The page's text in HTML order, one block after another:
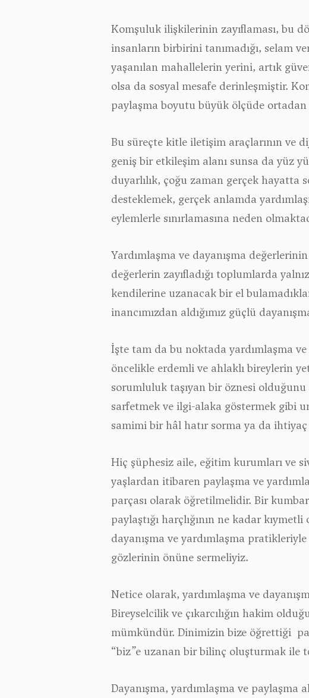
Komşuluk ilişkilerinin zayıflaması, bu
insanların birbirini tanımadığı, selam
yaşanılan mahallelerin yerini, artık
olsa da sosyal mesafe derinleşmiştir.
paylaşma boyutu büyük ölçüde ortadan
Bu süreçte kitle iletişim araçlarının ve
geniş bir etkileşim alanı sunsa da yüz
duyarlılık, çoğu zaman gerçek hayatta
desteklemek, gerçek anlamda
eylemlerle sınırlamasına neden
Yardımlaşma ve dayanışma
değerlerin zayıfladığı toplumlarda
kendilerine uzanacak bir el
inancımızdan aldığımız güçlü
İşte tam da bu noktada yardımlaşma
öncelikle erdemli ve ahlaklı bireylerin
sorumluluk taşıyan bir öznesi olduğunu
sarfetmek ve ilgi-alaka göstermek gibi
samimi bir hâl hatır sorma ya da
Hiç şüphesiz aile, eğitim kurumları ve
yaşlardan itibaren paylaşma ve
parçası olarak öğretilmelidir. Bir
paylaştığı harçlığının ne kadar
dayanışma ve yardımlaşma
gözlerinin önüne sermeliyiz.
Netice olarak, yardımlaşma ve
Bireyselcilik ve çıkarcılığın hakim
mümkündür. Dinimizin bize öğrettiği
“biz”e uzanan bir bilinç oluşturmak
Dayanışma, yardımlaşma ve paylaşma